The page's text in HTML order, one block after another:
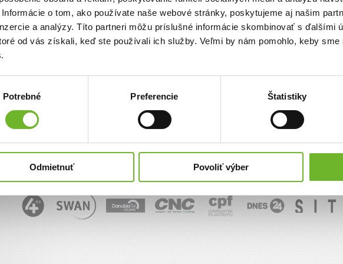
o tom, ako používate naše webové stránky, poskytujeme aj našim
a analýzy. Títo partneri môžu príslušné informácie skombinovať s ďalšími
od vás získali, keď ste používali ich služby. Veľmi by nám pomohlo, keby
Potrebné Preferencie Štatistiky
Odmietnuť Povoliť výber
o ĽudiaĽuďom.sk
950 50 50 50